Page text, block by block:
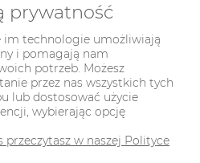
prywatność
im technologie umożliwiają
i pomagają nam
potrzeb. Możesz
przez nas wszystkich tych
lub dostosować użycie
wybierając opcję
w naszej Polityce